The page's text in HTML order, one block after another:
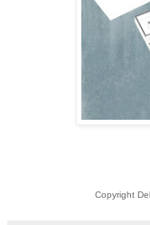
Copyright